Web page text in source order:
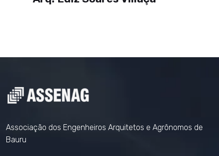
Associação dos Engenheiros Arquitetos e Agrônomos de
Bauru